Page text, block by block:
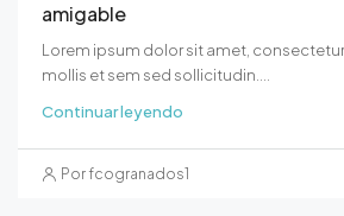
amigable
Lorem ipsum dolor sit amet,
mollis et sem sed sollicitudin....
Continuar leyendo
Por fcogranados1